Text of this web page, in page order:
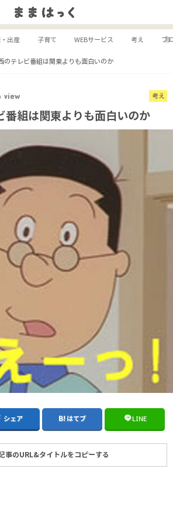
出産 子育て WEBサービス 考え ブ
のテレビ番組は関東よりも面白いのか
考え
view
番組は関東よりも面白いのか
シェア はてブ LINE
事のURL&タイトルをコピーする